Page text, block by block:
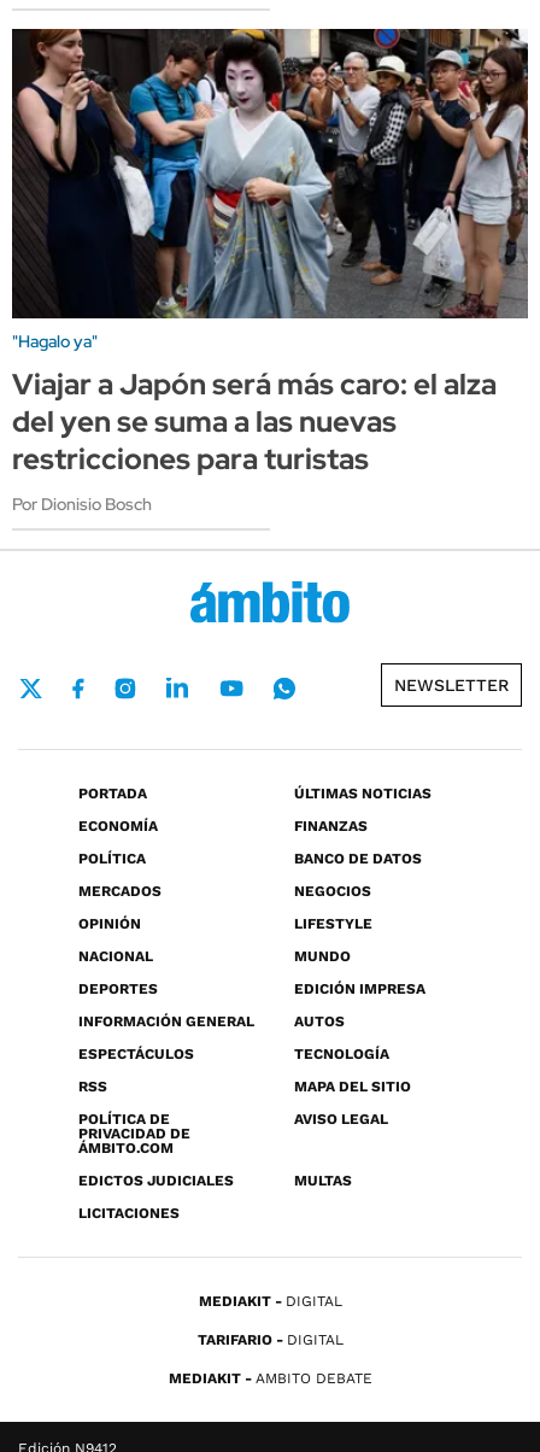
"Hagalo ya"
Viajar a Japón será más caro: el alza
del yen se suma a las nuevas
restricciones para turistas
Por Dionisio Bosch
NEWSLETTER
PORTADA
ÚLTIMAS NOTICIAS
ECONOMÍA
FINANZAS
POLÍTICA
BANCO DE DATOS
MERCADOS
NEGOCIOS
OPINIÓN
LIFESTYLE
NACIONAL
MUNDO
DEPORTES
EDICIÓN IMPRESA
INFORMACIÓN GENERAL
AUTOS
ESPECTÁCULOS
TECNOLOGÍA
RSS
MAPA DEL SITIO
POLÍTICA DE
PRIVACIDAD DE
ÁMBITO.COM
AVISO LEGAL
EDICTOS JUDICIALES
MULTAS
LICITACIONES
MEDIAKIT DIGITAL
TARIFARIO DIGITAL
MEDIAKIT AMBITO DEBATE